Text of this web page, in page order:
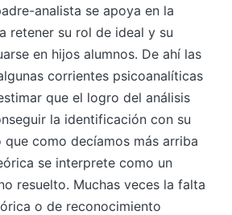
analista se apoya en la
retener su rol de ideal y su
en hijos alumnos. De ahí las
corrientes psicoanalíticas
que el logro del análisis
la identificación con su
como decíamos más arriba
se interprete como un
resuelto. Muchas veces la falta
o de reconocimiento